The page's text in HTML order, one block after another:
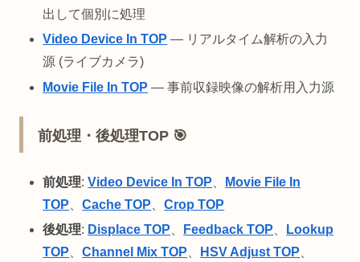
出して個別に処理
Video Device In TOP — リアルタイム解析の入力
源 (ライブカメラ)
Movie File In TOP — 事前収録映像の解析用入力源
前処理・後処理TOP 🎯
前処理:Video Device In TOP
Movie File In
TOP 、Cache TOP 、Crop TOP
後処理: Displace TOP Feedback TOP
Lookup
TOP 、Channel Mix TOP HSV Adjust TOP